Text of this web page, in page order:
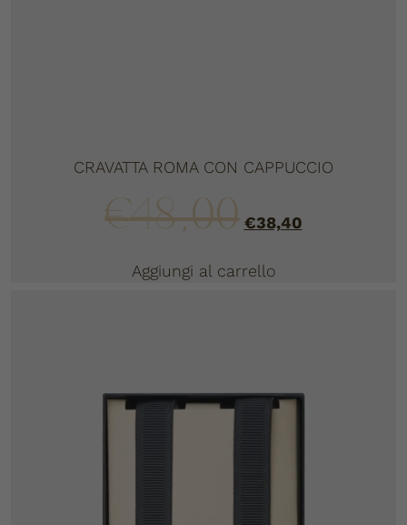
CRAVATTA ROMA CON CAPPUCCIO
€48,00 €38,40
Aggiungi al carrello